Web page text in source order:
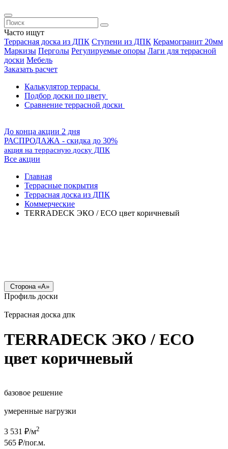
Часто ищут
Террасная доска из ДПК Ступени из ДПК Керамогранит 20мм
Маркизы Перголы Регулируемые опоры Лаги для террасной
доски Мебель
Заказать расчет
Калькулятор террасы
Подбор доски по цвету
Сравнение террасной доски
До конца акции 2 дня
РАСПРОДАЖА - скидка до 30%
акция на террасную доску ДПК
Все акции
Главная
Террасные покрытия
Террасная доска из ДПК
Коммерческие
TERRADECK ЭКО / ECO цвет коричневый
Сторона «А»
Профиль доски
Террасная доска дпк
TERRADECK ЭКО / ECO
цвет коричневый
базовое решение
умеренные нагрузки
3 531 ₽/м2
565 ₽/пог.м.